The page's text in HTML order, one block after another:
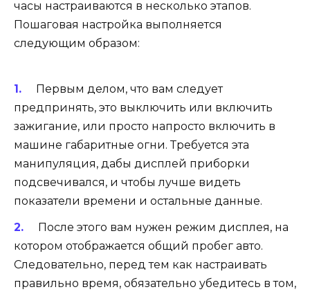
часы настраиваются в несколько этапов.
Пошаговая настройка выполняется
следующим образом:
Первым делом, что вам следует
предпринять, это выключить или включить
зажигание, или просто напросто включить в
машине габаритные огни. Требуется эта
манипуляция, дабы дисплей приборки
подсвечивался, и чтобы лучше видеть
показатели времени и остальные данные.
После этого вам нужен режим дисплея, на
котором отображается общий пробег авто.
Следовательно, перед тем как настраивать
правильно время, обязательно убедитесь в том,